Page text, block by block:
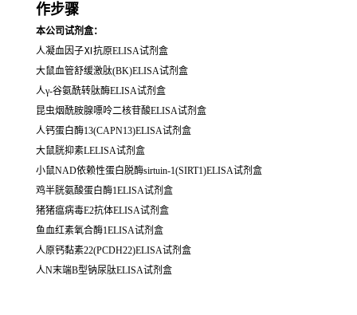
作步骤
本公司试剂盒：
人凝血因子Ⅺ抗原ELISA试剂盒
大鼠血管舒缓激肽(BK)ELISA试剂盒
人γ-谷氨酰转肽酶ELISA试剂盒
昆虫烟酰胺腺嘌呤二核苷酸ELISA试剂盒
人钙蛋白酶13(CAPN13)ELISA试剂盒
大鼠胱抑素LELISA试剂盒
小鼠NAD依赖性蛋白脱酶sirtuin-1(SIRT1)ELISA试剂盒
鸡半胱氨酸蛋白酶1ELISA试剂盒
猪猪瘟病毒E2抗体ELISA试剂盒
鱼血红素氧合酶1ELISA试剂盒
人原钙黏素22(PCDH22)ELISA试剂盒
人N末端B型钠尿肽ELISA试剂盒